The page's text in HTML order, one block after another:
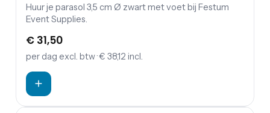
Huur je parasol 3,5 cm Ø zwart met voet bij Festum
Event Supplies.
€ 31,50
per dag excl. btw· € 38,12 incl.